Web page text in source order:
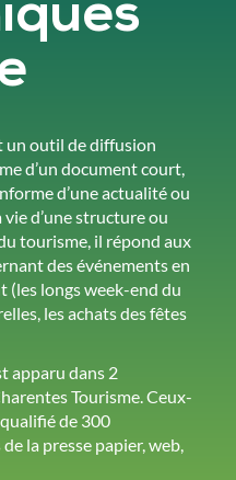
un outil de diffusion
d’un document court,
d’une actualité ou
d’une structure ou
tourisme, il répond aux
des événements en
(les longs week-end du
les achats des fêtes
apparu dans 2
Tourisme. Ceux-
de 300
la presse papier, web,